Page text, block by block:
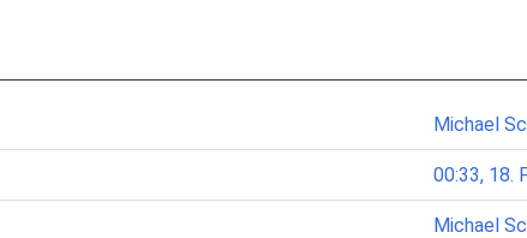
Michael
00:33, 18.
Michael